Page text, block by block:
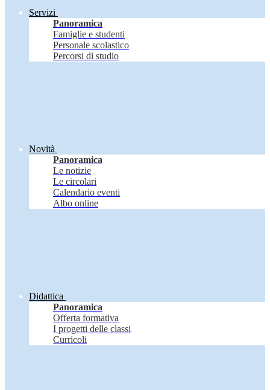
Servizi
Panoramica
Famiglie e studenti
Personale scolastico
Percorsi di studio
Novità
Panoramica
Le notizie
Le circolari
Calendario eventi
Albo online
Didattica
Panoramica
Offerta formativa
I progetti delle classi
Curricoli